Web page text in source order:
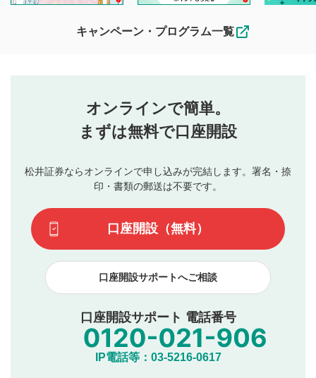
投稿するボタン
星で評価をすると投稿できます。（お名前とコメント
3
動画の評価
です）
待ちしております。
なお、投稿をもって、本注意事項に同意されたものとみなし
行ってください。
当社は、利用者同士、もしくは利用者と第三者間のトラ
ブルによって生じた損害に対して一切の責任を負いませ
評価およびコメントは当社にて審査のうえ、掲載となり
ます。掲載されるまでに日数がかかる場合や掲載されない
てはお答えできません。各動画コンテンツへの掲載をもっ
て結果のご連絡といたします。ご了承ください。
下記の項目に該当すると判断された投稿内容は、掲載を
見合わせる場合がございます。
本動画コンテンツとは無関係の内容の投稿
他者への誹謗中傷や差別的表現投稿
公序良俗に反する内容の投稿
氏名、住所、電話番号など個人を特定できる情報の
他のサイトへの誘導や営利目的、広告・宣伝を目
キャンペーン・プログラム一覧
オンラインで簡単。
まずは無料で口座開設
松井証券ならオンラインで申し込みが完結します。署名・捺
印・書類の郵送は不要です。
口座開設（無料）
口座開設サポートへご相談
口座開設サポート 電話番号
IP電話等：03-5216-0617